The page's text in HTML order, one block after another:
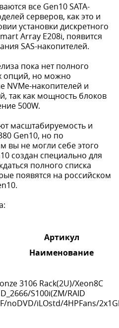
все Gen10 SATA-
серверов, как это и
установки дискретного
Array E208i, появится
SAS-накопителей.
пока нет полного
опций, но можно
NVMe-накопителей и
так как мощность блоков
500W.
масштабируемость и
Gen10, но по
вы не могли себе этого
создан специально для
полного списка
появятся на российском
Артикул
Наименование
3106 Rack(2U)/Xeon8C
S100i(ZM/RAID
noDVD/iLOstd/4HPFans/